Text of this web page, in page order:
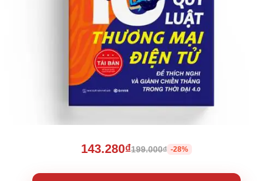
143.280₫199.000₫ -28%